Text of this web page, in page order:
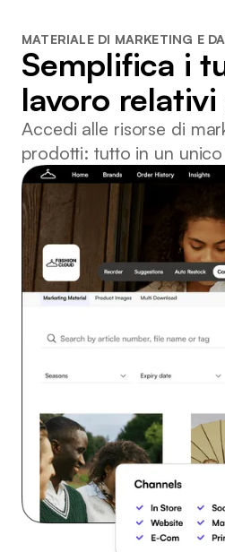
MATERIALE DI MARKETING E
Semplifica i
lavoro
Accedi alle risorse di
prodotti: tutto in un